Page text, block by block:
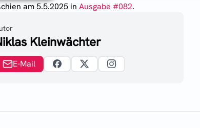
am 5.5.2025 in Ausgabe #082.
Kleinwächter
E-Mail